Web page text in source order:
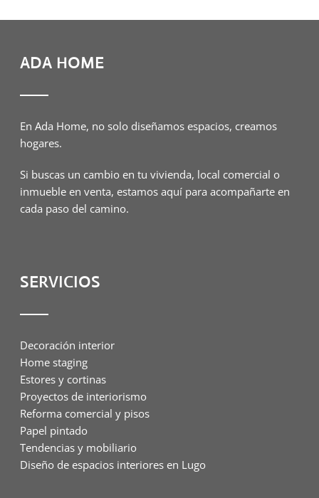
ADA HOME
En Ada Home, no solo diseñamos espacios, creamos
hogares.
Si buscas un cambio en tu vivienda, local comercial o
inmueble en venta, estamos aquí para acompañarte en
cada paso del camino.
SERVICIOS
Decoración interior
Home staging
Estores y cortinas
Proyectos de interiorismo
Reforma comercial y pisos
Papel pintado
Tendencias y mobiliario
Diseño de espacios interiores en Lugo